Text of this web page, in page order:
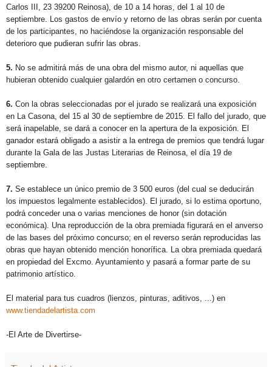
Carlos III, 23 39200 Reinosa), de 10 a 14 horas, del 1 al 10 de
septiembre. Los gastos de envío y retorno de las obras serán por cuenta
de los participantes, no haciéndose la organización responsable del
deterioro que pudieran sufrir las obras.
5. No se admitirá más de una obra del mismo autor, ni aquellas que
hubieran obtenido cualquier galardón en otro certamen o concurso.
6. Con la obras seleccionadas por el jurado se realizará una exposición
en La Casona, del 15 al 30 de septiembre de 2015. El fallo del jurado, que
será inapelable, se dará a conocer en la apertura de la exposición. El
ganador estará obligado a asistir a la entrega de premios que tendrá lugar
durante la Gala de las Justas Literarias de Reinosa, el día 19 de
septiembre.
7. Se establece un único premio de 3 500 euros (del cual se deducirán
los impuestos legalmente establecidos). El jurado, si lo estima oportuno,
podrá conceder una o varias menciones de honor (sin dotación
económica). Una reproducción de la obra premiada figurará en el anverso
de las bases del próximo concurso; en el reverso serán reproducidas las
obras que hayan obtenido mención honorífica. La obra premiada quedará
en propiedad del Excmo. Ayuntamiento y pasará a formar parte de su
patrimonio artístico.
El material para tus cuadros (lienzos, pinturas, aditivos, ...) en
www.tiendadelartista.com
-El Arte de Divertirse-